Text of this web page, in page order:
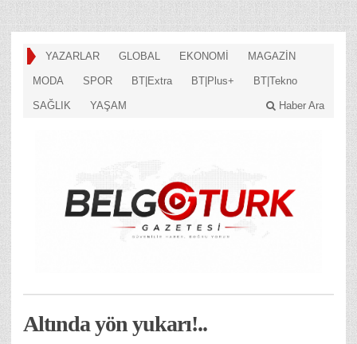
YAZARLAR GLOBAL EKONOMİ MAGAZİN
MODA SPOR BT|Extra BT|Plus+ BT|Tekno
SAĞLIK YAŞAM Haber Ara
Altında yön yukarı!..